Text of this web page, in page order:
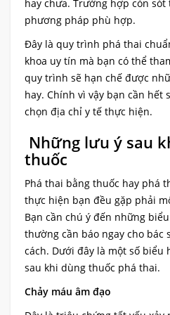
hay chưa. Trường hợp còn
phương pháp phù hợp.
Đây là quy trình phá thai
khoa uy tín mà bạn có thể
quy trình sẽ hạn chế được
hay. Chính vì vậy bạn cần hết
chọn địa chỉ y tế thực hiện.
Những lưu ý sau
thuốc
Phá thai bằng thuốc hay phá
thực hiện bạn đều gặp phải
Bạn cần chú ý đến những
thường cần báo ngay cho bác
cách. Dưới đây là một số biểu
sau khi dùng thuốc phá thai.
Chảy máu âm đạo